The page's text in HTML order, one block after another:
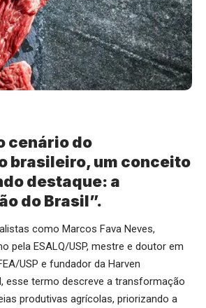
cenário do
brasileiro, um conceito
destaque: a
do Brasil”.
como Marcos Fava Neves,
pela ESALQ/USP, mestre e doutor em
USP e fundador da Harven
esse termo descreve a transformação
produtivas agrícolas, priorizando a